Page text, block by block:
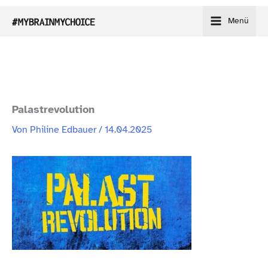
Inhalt
Menü
Palastrevolution
Von Philine Edbauer/14.04.2025